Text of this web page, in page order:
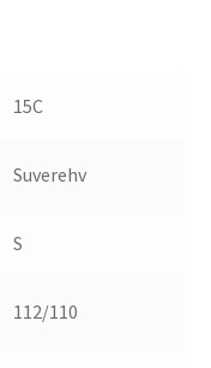
15C
Suverehv
S
112/110